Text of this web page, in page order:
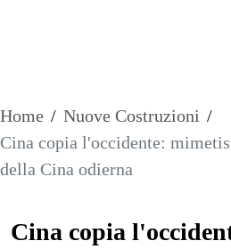
Home / Nuove Costruzioni /
Cina copia l'occidente:
della Cina odierna
Cina copia